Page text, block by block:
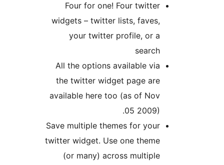
Four for one! Four
widgets – twitter lists,
your twitter
All the options
the twitter widget
available here too (as
Save multiple themes
twitter widget. Use one
(or many) across